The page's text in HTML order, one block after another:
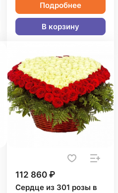
Подробнее
В корзину
112 860 ₽
Сердце из 301 розы в